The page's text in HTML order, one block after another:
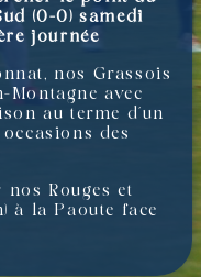
(0-0) samedi
journée
nos Grassois
avec
au terme d’un
des
Rouges et
à la Paoute face